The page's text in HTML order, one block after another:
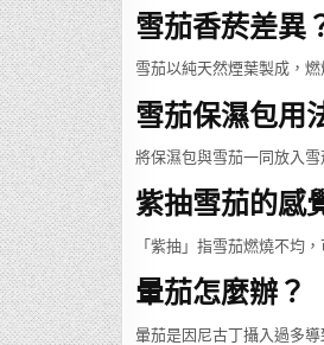
雪茄香菸差異
雪茄以純天然煙葉製成，
雪茄保濕包用
將保濕包與雪茄一同放入
紫抽雪茄的感
「紫抽」指雪茄燃燒不均
暈茄怎麼辦？
暈茄是因尼古丁攝入過多